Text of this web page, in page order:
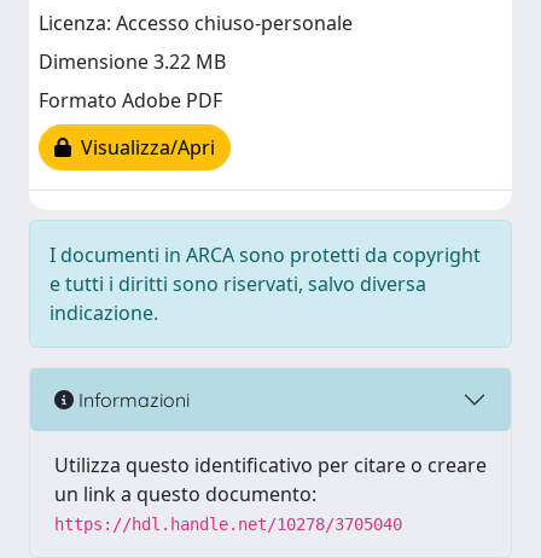
Licenza: Accesso chiuso-personale
Dimensione 3.22 MB
Formato Adobe PDF
Visualizza/Apri
I documenti in ARCA sono protetti da copyright
e tutti i diritti sono riservati, salvo diversa
indicazione.
Informazioni
Utilizza questo identificativo per citare o creare
un link a questo documento:
https://hdl.handle.net/10278/3705040